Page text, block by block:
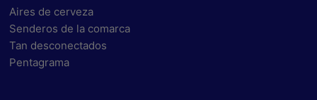
Aires de cerveza
Senderos de la comarca
Tan desconectados
Pentagrama